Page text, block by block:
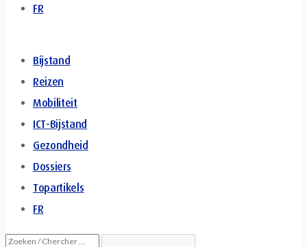
FR
Bijstand
Reizen
Mobiliteit
ICT-Bijstand
Gezondheid
Dossiers
Topartikels
FR